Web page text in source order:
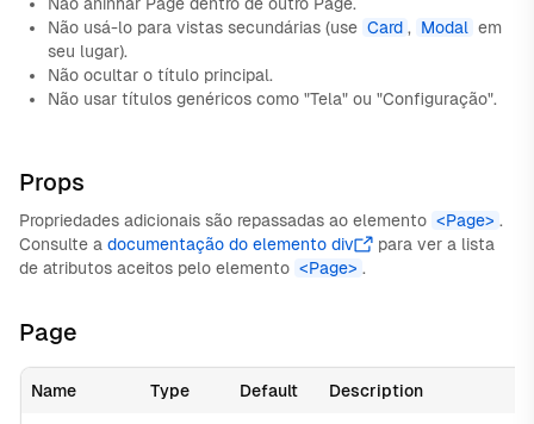
Não usá-lo para vistas secundárias (use Card , Modal em
seu lugar).
Não ocultar o título principal.
Não usar títulos genéricos como "Tela" ou "Configuração".
Props
Propriedades adicionais são repassadas ao elemento <Page> .
Consulte a documentação do elemento div
para ver a lista
de atributos aceitos pelo elemento <Page> .
Page
Name Type Default Description